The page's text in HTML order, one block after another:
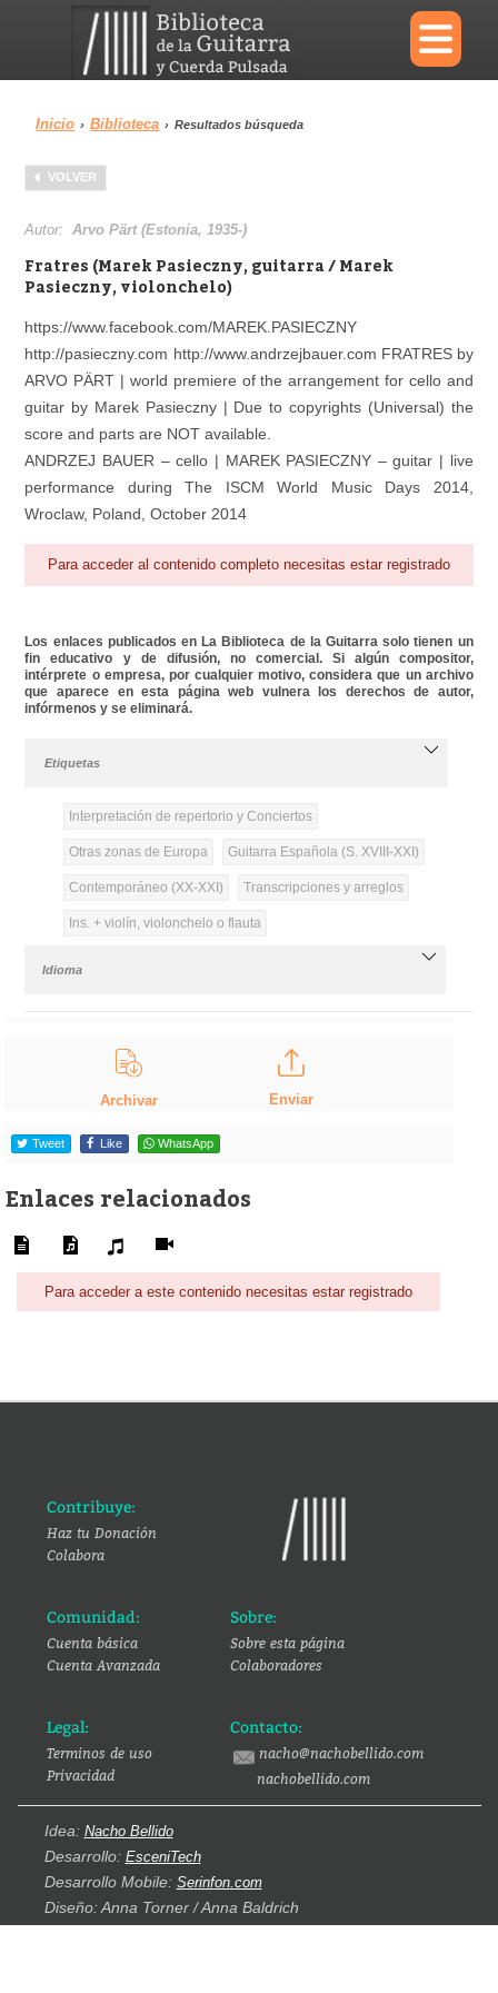
×
Menu
Biblioteca
Inicio › Biblioteca › Resultados búsqueda
VOLVER
Autor:Arvo Pärt (Estonia, 1935-)
Fratres (Marek Pasieczny, guitarra / Marek
Pasieczny, violonchelo)
https://www.facebook.com/MAREK.PASIECZNY
http://pasieczny.com http://www.andrzejbauer.com FRATRES by
ARVO PÄRT | world premiere of the arrangement for cello and
guitar by Marek Pasieczny | Due to copyrights (Universal) the
score and parts are NOT available.
ANDRZEJ BAUER – cello | MAREK PASIECZNY – guitar | live
performance during The ISCM World Music Days 2014,
Wroclaw, Poland, October 2014
Para acceder al contenido completo necesitas estar registrado
Los enlaces publicados en La Biblioteca de la Guitarra solo tienen un
fin educativo y de difusión, no comercial. Si algún compositor,
intérprete o empresa, por cualquier motivo, considera que un archivo
que aparece en esta página web vulnera los derechos de autor,
infórmenos y se eliminará.
Etiquetas
Interpretación de repertorio y Conciertos
Otras zonas de Europa Guitarra Española (S. XVIII-XXI)
Contemporáneo (XX-XXI) Transcripciones y arreglos
Ins. + violín, violonchelo o flauta
Idioma
Archivar Enviar
Tweet Like WhatsApp
Enlaces relacionados
Para acceder a este contenido necesitas estar registrado
Contribuye:
Haz tu Donación
Colabora
Comunidad:
Cuenta básica
Cuenta Avanzada
Sobre:
Sobre esta página
Colaboradores
Legal:
Terminos de uso
Privacidad
Contacto:
nacho@nachobellido.com
nachobellido.com
Idea: Nacho Bellido
Desarrollo: EsceniTech
Desarrollo Mobile: Serinfon.com
Diseño: Anna Torner / Anna Baldrich